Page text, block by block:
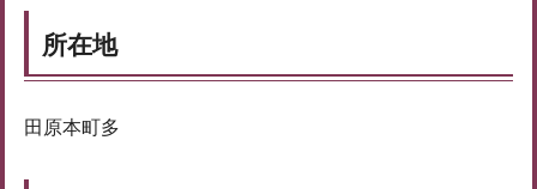
所在地
田原本町多